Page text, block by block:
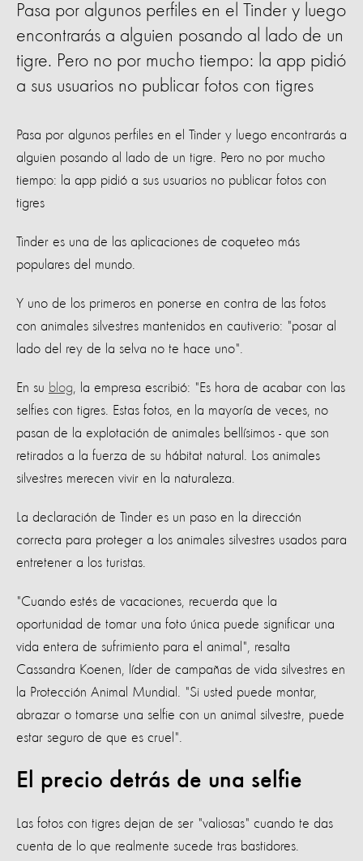
Pasa por algunos perfiles en el Tinder y luego
encontrarás a alguien posando al lado de un
tigre. Pero no por mucho tiempo: la app pidió
a sus usuarios no publicar fotos con tigres
Pasa por algunos perfiles en el Tinder y luego encontrarás a
alguien posando al lado de un tigre. Pero no por mucho
tiempo: la app pidió a sus usuarios no publicar fotos con
tigres
Tinder es una de las aplicaciones de coqueteo más
populares del mundo.
Y uno de los primeros en ponerse en contra de las fotos
con animales silvestres mantenidos en cautiverio: "posar al
lado del rey de la selva no te hace uno".
En su blog , la empresa escribió: "Es hora de acabar con las
selfies con tigres. Estas fotos, en la mayoría de veces, no
pasan de la explotación de animales bellísimos - que son
retirados a la fuerza de su hábitat natural. Los animales
silvestres merecen vivir en la naturaleza.
La declaración de Tinder es un paso en la dirección
correcta para proteger a los animales silvestres usados ​​para
entretener a los turistas.
"Cuando estés de vacaciones, recuerda que la
oportunidad de tomar una foto única puede significar una
vida entera de sufrimiento para el animal", resalta
Cassandra Koenen, líder de campañas de vida silvestres en
la Protección Animal Mundial. "Si usted puede montar,
abrazar o tomarse una selfie con un animal silvestre, puede
estar seguro de que es cruel".
El precio detrás de una selfie
Las fotos con tigres dejan de ser "valiosas" cuando te das
cuenta de lo que realmente sucede tras bastidores.